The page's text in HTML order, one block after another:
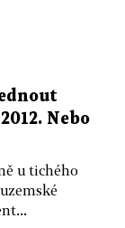
Nebo
u tichého